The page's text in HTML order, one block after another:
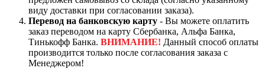
виду доставки при согласовании заказа).
Перевод на банковскую карту - Вы можете оплатить
заказ переводом на карту Сбербанка, Альфа Банка,
Тинькофф Банка. ВНИМАНИЕ! Данный способ оплаты
производится только после согласования заказа с
Менеджером!